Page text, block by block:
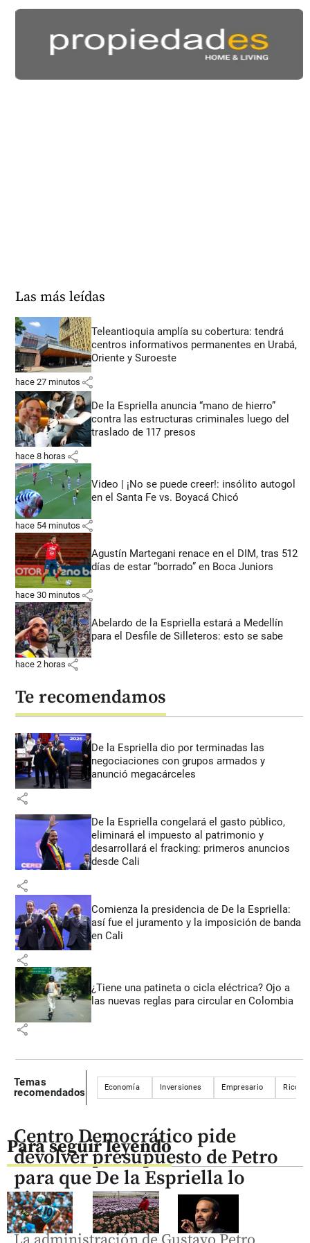
Las más leídas
Teleantioquia amplía su cobertura: tendrá
centros informativos permanentes en Urabá,
Oriente y Suroeste
hace 27 minutos share
De la Espriella anuncia “mano de hierro”
contra las estructuras criminales luego del
traslado de 117 presos
hace 8 horas share
Video | ¡No se puede creer!: insólito autogol
en el Santa Fe vs. Boyacá Chicó
hace 54 minutos share
Agustín Martegani renace en el DIM, tras 512
días de estar “borrado” en Boca Juniors
hace 30 minutos share
Abelardo de la Espriella estará a Medellín
para el Desfile de Silleteros: esto se sabe
hace 2 horas share
Te recomendamos
De la Espriella dio por terminadas las
negociaciones con grupos armados y
anunció megacárceles
share
De la Espriella congelará el gasto público,
eliminará el impuesto al patrimonio y
desarrollará el fracking: primeros anuncios
desde Cali
share
Comienza la presidencia de De la Espriella:
así fue el juramento y la imposición de banda
en Cali
share
¿Tiene una patineta o cicla eléctrica? Ojo a
las nuevas reglas para circular en Colombia
share
Temas
recomendados
Economía Inversiones Empresario Ricos
Para seguir leyendo
Centro Democrático pide
devolver presupuesto de Petro
para que De la Espriella lo
ajuste